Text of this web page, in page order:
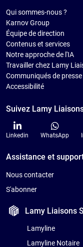
Qui sommes-nous ?
Karnov Group
Équipe de direction
Contenus et services
Notre approche de l'IA
Travailler chez Lamy
Communiqués de presse
Accessibilité
Suivez Lamy
Linkedin WhatsApp
Assistance et
Nous contacter
S'abonner
Lamy Liaisons
Lamyline
Lamyline Notaire